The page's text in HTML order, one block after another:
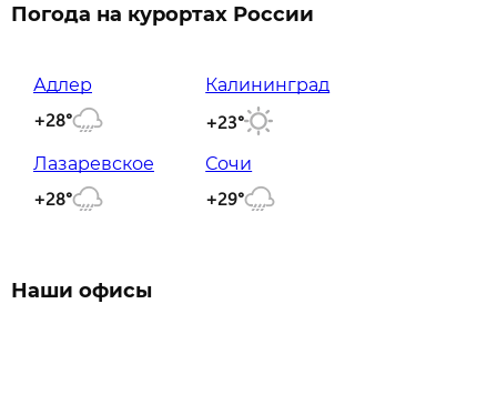
Погода на курортах России
Адлер
+28°
Калининград
+23°
Лазаревское
+28°
Сочи
+29°
Наши офисы